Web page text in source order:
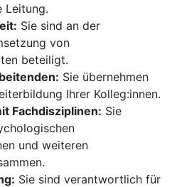
Leitung.
Sie sind an der
von
beteiligt.
Sie übernehmen
Ihrer Kolleg:innen.
Fachdisziplinen: Sie
und weiteren
Sie sind verantwortlich für